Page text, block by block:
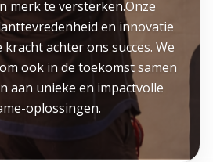
merk te versterken.Onze
en innovatie
achter ons succes. We
ook in de toekomst samen
aan unieke en impactvolle
oplossingen.